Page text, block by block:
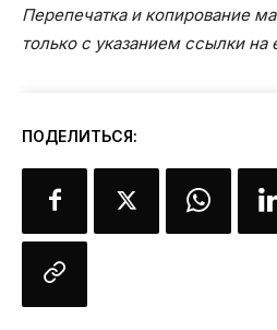
Перепечатка и копирование
только с указанием ссылки на
ПОДЕЛИТЬСЯ: